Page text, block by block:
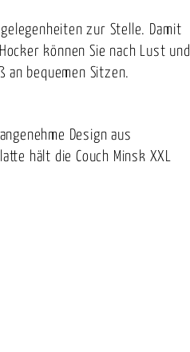
zur Stelle. Damit
können Sie nach Lust und
an bequemen Sitzen.
Design aus
hält die Couch Minsk XXL